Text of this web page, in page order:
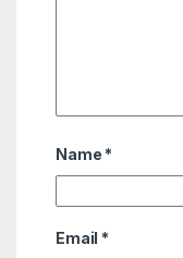
Name *
Email *